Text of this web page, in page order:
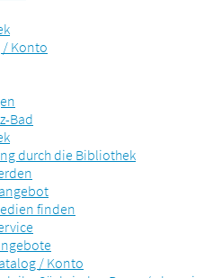
/ Konto
Bad
durch die Bibliothek
finden
/ Konto